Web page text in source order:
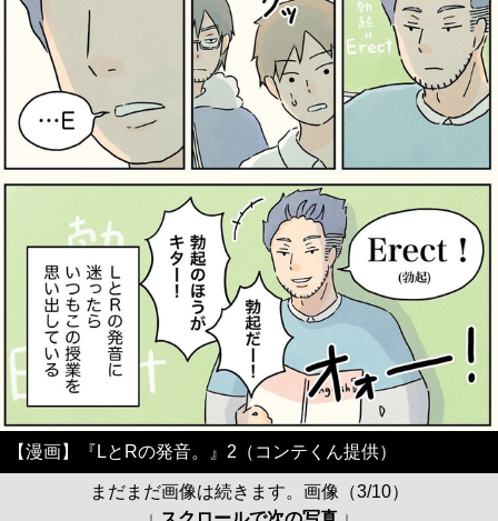
【漫画】『LとRの発音。』2（コンテくん提供）
まだまだ画像は続きます。画像（3/10）